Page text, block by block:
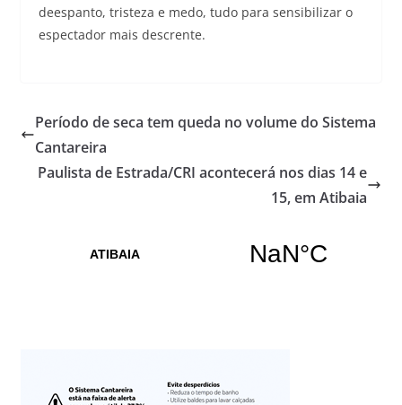
deespanto, tristeza e medo, tudo para sensibilizar o
espectador mais descrente.
Período de seca tem queda no volume do Sistema
Cantareira
Paulista de Estrada/CRI acontecerá nos dias 14 e
15, em Atibaia